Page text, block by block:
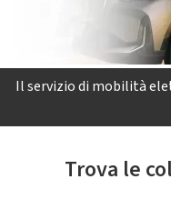
Il servizio di mobilità
Trova le